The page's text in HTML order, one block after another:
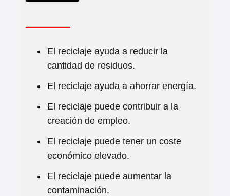
El reciclaje ayuda a reducir la
cantidad de residuos.
El reciclaje ayuda a ahorrar energía.
El reciclaje puede contribuir a la
creación de empleo.
El reciclaje puede tener un coste
económico elevado.
El reciclaje puede aumentar la
contaminación.